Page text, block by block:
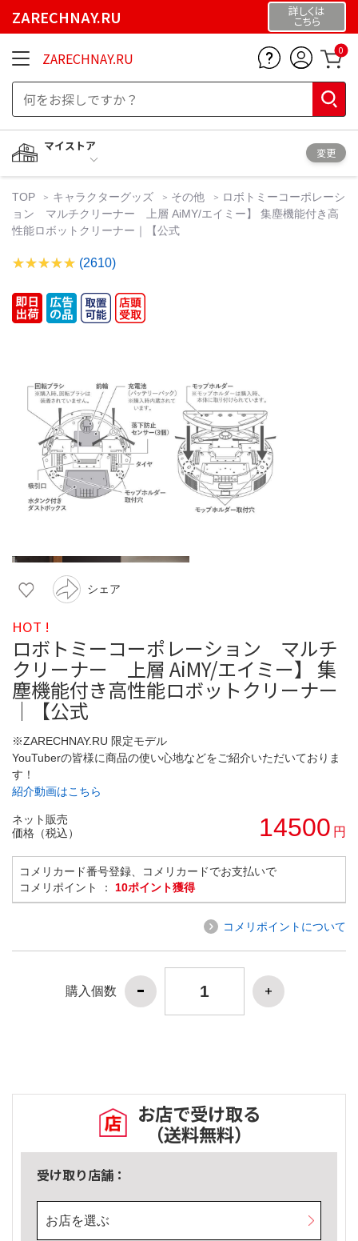
ZARECHNAY.RU 詳しくは
こちら
ZARECHNAY.RU 0
マイストア
変更
TOP キャラクターグッズ その他
ロボトミーコーポレーシ
ョン マルチクリーナー 上層 AiMY/エイミー】 集塵機能付き高
性能ロボットクリーナー｜【公式
(2610)
シェア
HOT !
ロボトミーコーポレーション マルチ
クリーナー 上層 AiMY/エイミー】 集
塵機能付き高性能ロボットクリーナー
｜【公式
※ZARECHNAY.RU 限定モデル
YouTuberの皆様に商品の使い心地などをご紹介いただいておりま
す！
紹介動画はこちら
ネット販売
価格（税込）
14500 円
コメリカード番号登録、コメリカードでお支払いで
コメリポイント ： 10ポイント獲得
コメリポイントについて
購入個数
お店で受け取る
（送料無料）
受け取り店舗：
お店を選ぶ